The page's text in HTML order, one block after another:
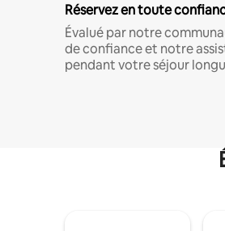
Réservez en toute
Évalué par notre
de confiance et notre
pendant votre séjour